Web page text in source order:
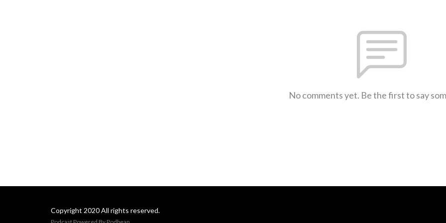
No comments yet. Be the first to say
Copyright 2020 All rights reserved.